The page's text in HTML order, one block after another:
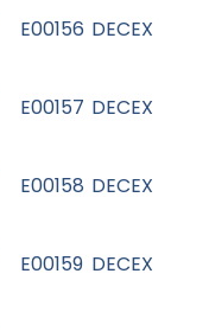
E00156 DECEX
E00157 DECEX
E00158 DECEX
E00159 DECEX